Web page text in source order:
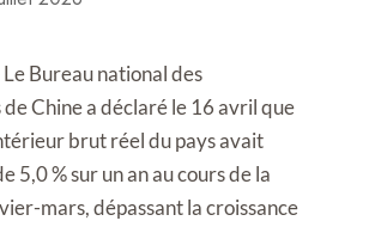
Bureau national des
Chine a déclaré le 16 avril que
brut réel du pays avait
5,0 % sur un an au cours de la
mars, dépassant la croissance